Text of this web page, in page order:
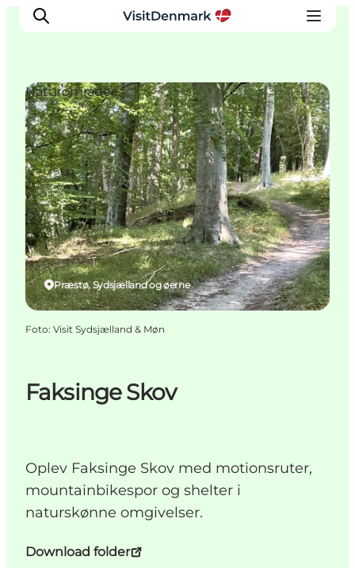
Inspiration
Destinationer
Oplevelser
Overnatning
Planlæg ferien
Faksinge Skov
Oplev Faksinge Skov med motionsruter,
mountainbikespor og shelter i
naturskønne omgivelser.
Download folder
Præstø, Sydsjælland og øerne
Naturområder
Foto: Visit Sydsjælland & Møn